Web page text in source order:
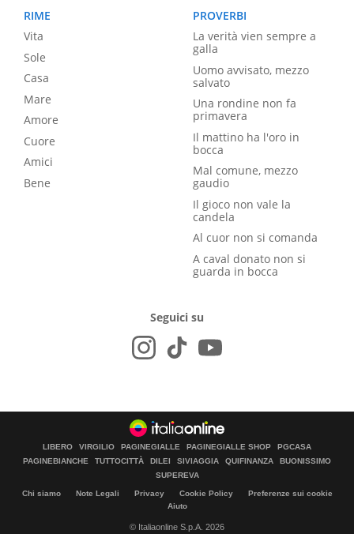
RIME
Vita
Sole
Casa
Mare
Amore
Cuore
Amici
Bene
PROVERBI
La verità vien sempre a
galla
Uomo avvisato, mezzo
salvato
Una rondine non fa
primavera
Il mattino ha l'oro in
bocca
Mal comune, mezzo
gaudio
Il gioco non vale la
candela
Al cuor non si comanda
A caval donato non si
guarda in bocca
Seguici su
LIBERO VIRGILIO PAGINEGIALLE PAGINEGIALLE SHOP
PGCASA
PAGINEBIANCHE
TUTTOCITTÀ DILEI SIVIAGGIA QUIFINANZA
BUONISSIMO
SUPEREVA
Chi siamo Note Legali Privacy Cookie Policy
Preferenze sui cookie
Aiuto
© Italiaonline S.p.A. 2026